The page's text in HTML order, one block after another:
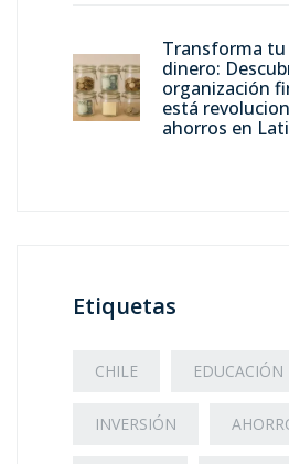
Transforma tu
dinero:
organización
está
ahorros en
Etiquetas
CHILE
INVERSIÓN